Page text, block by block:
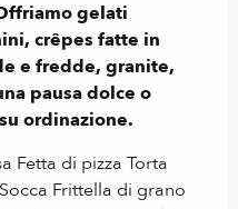
gelati
crêpes fatte in
e fredde, granite,
pausa dolce o
ordinazione.
Fetta di pizza Torta
Frittella di grano